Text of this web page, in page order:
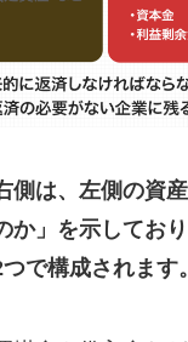
側は、左側の資
か」を示してお
で構成されます。